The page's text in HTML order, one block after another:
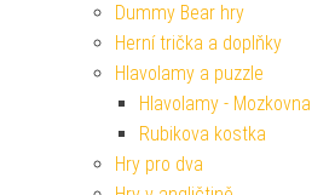
Dummy Bear hry
Herní trička a doplňky
Hlavolamy a puzzle
Hlavolamy - Mozkovna
Rubikova kostka
Hry pro dva